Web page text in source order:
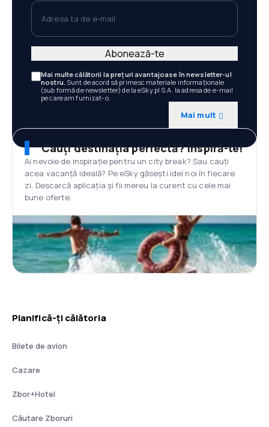
Adresa ta de e-mail
Mai multe călătorii la prețuri avantajoase în newsletter-ul
nostru. Sunt de acord să primesc materiale informaționale
(sub formă de newsletter) de la eSky.pl S.A. la adresa de e-mail
pe care am furnizat-o.
Mai mult
Abonează-te
Cauți destinația perfectă? Inspiră-te!
Ai nevoie de inspirație pentru un city break? Sau cauți
acea vacanță ideală? Pe eSky găsești idei noi în fiecare
zi. Descarcă aplicația și fii mereu la curent cu cele mai
bune oferte.
Planifică-ți călătoria
Bilete de avion
Cazare
Zbor+Hotel
Căutare Zboruri